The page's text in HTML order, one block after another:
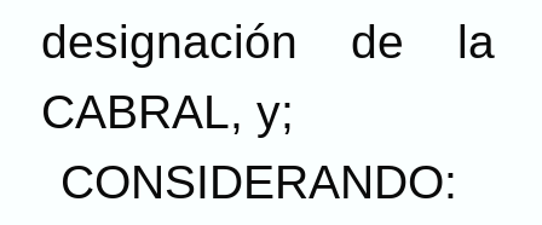
designación de la
CABRAL, y;
CONSIDERANDO: